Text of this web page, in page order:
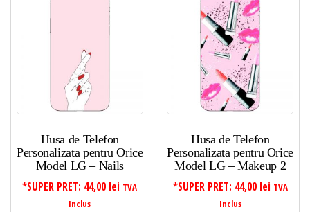
Husa de Telefon
Personalizata pentru Orice
Model LG – Nails
*SUPER PRET: 44,00 lei TVA
Inclus
Husa de Telefon
Personalizata pentru Orice
Model LG – Makeup 2
*SUPER PRET: 44,00 lei TVA
Inclus